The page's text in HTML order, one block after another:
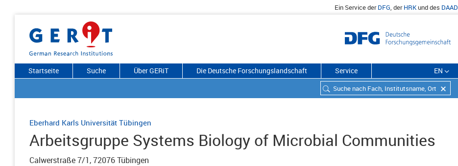
Ein Service derDFG, derHRKund des DAAD
Startseite Suche Über GERiT Die Deutsche Forschungslandschaft Service EN
Eberhard Karls Universität Tübingen
Arbeitsgruppe Systems Biology of Microbial Communities
Calwerstraße 7/1, 72076 Tübingen